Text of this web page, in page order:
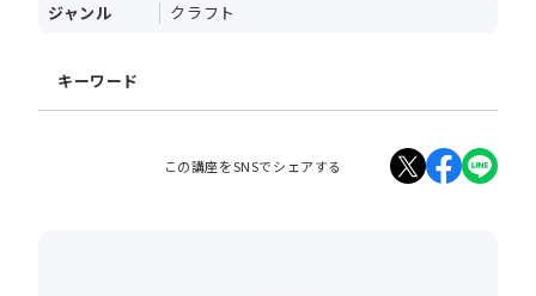
ジャンル クラフト
キーワード
この講座をSNSでシェアする